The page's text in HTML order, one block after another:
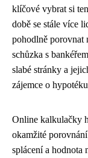
klíčové vybrat si
době se stále více
pohodlně porovnat
schůzka s
slabé stránky a
zájemce o
Online kalkulačky
okamžité
splácení a hodnota